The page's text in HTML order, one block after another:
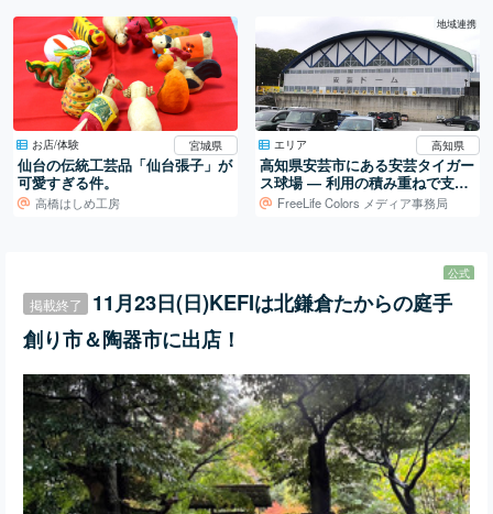
お店/体験 宮城県
仙台の伝統工芸品「仙台張子」が
可愛すぎる件。
高橋はしめ工房
地域連携
エリア 高知県
高知県安芸市にある安芸タイガー
ス球場 ― 利用の積み重ねで支え
られる地域の球場
FreeLife Colors メディア事務局
公式
掲載終了
11月23日(日)KEFIは北鎌倉たからの庭手
創り市＆陶器市に出店！